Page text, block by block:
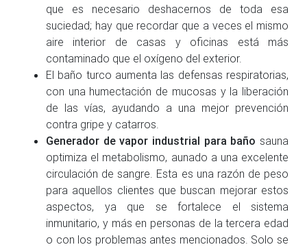
que es necesario deshacernos de toda esa
suciedad; hay que recordar que a veces el mismo
aire interior de casas y oficinas está más
contaminado que el oxígeno del exterior.
El baño turco aumenta las defensas respiratorias,
con una humectación de mucosas y la liberación
de las vías, ayudando a una mejor prevención
contra gripe y catarros.
Generador de vapor industrial para baño sauna
optimiza el metabolismo, aunado a una excelente
circulación de sangre. Esta es una razón de peso
para aquellos clientes que buscan mejorar estos
aspectos, ya que se fortalece el sistema
inmunitario, y más en personas de la tercera edad
o con los problemas antes mencionados. Solo se